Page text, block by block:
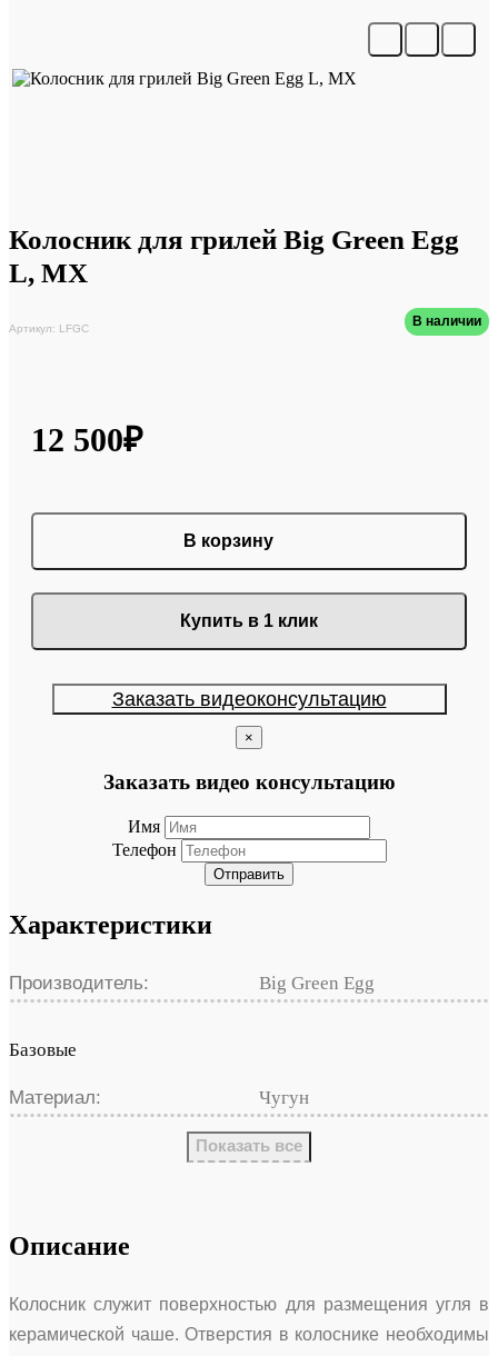
Колосник для грилей Big Green Egg
L, MX
Артикул: LFGC В наличии
12 500₽
В корзину
Купить в 1 клик
Заказать видеоконсультацию
×
Заказать видео консультацию
Имя
Телефон
Отправить
Характеристики
Производитель: Big Green Egg
Базовые
Материал: Чугун
Показать все
Описание
Колосник служит поверхностью для размещения угля в
керамической чаше. Отверстия в колоснике необходимы